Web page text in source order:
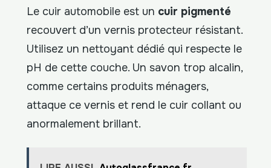
Le cuir automobile est un cuir pigmenté
recouvert d’un vernis protecteur résistant.
Utilisez un nettoyant dédié qui respecte le
pH de cette couche. Un savon trop alcalin,
comme certains produits ménagers,
attaque ce vernis et rend le cuir collant ou
anormalement brillant.